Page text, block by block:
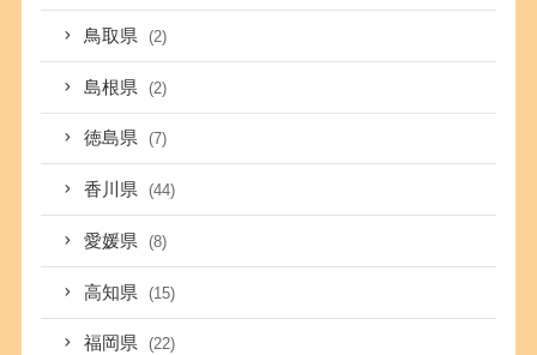
鳥取県 (2)
島根県 (2)
徳島県 (7)
香川県 (44)
愛媛県 (8)
高知県 (15)
福岡県 (22)